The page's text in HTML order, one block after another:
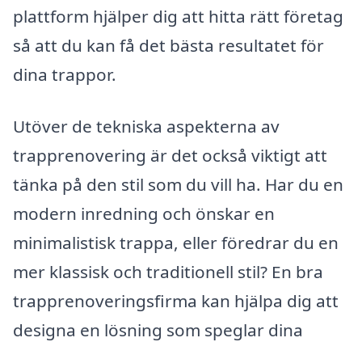
plattform hjälper dig att hitta rätt företag
så att du kan få det bästa resultatet för
dina trappor.
Utöver de tekniska aspekterna av
trapprenovering är det också viktigt att
tänka på den stil som du vill ha. Har du en
modern inredning och önskar en
minimalistisk trappa, eller föredrar du en
mer klassisk och traditionell stil? En bra
trapprenoveringsfirma kan hjälpa dig att
designa en lösning som speglar dina